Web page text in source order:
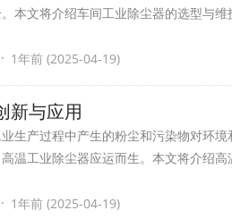
本文将介绍车间工业除尘器的选型与
· 1年前 (2025-04-19)
新与应用
生产过程中产生的粉尘和污染物对环
温工业除尘器应运而生。本文将介绍
· 1年前 (2025-04-19)